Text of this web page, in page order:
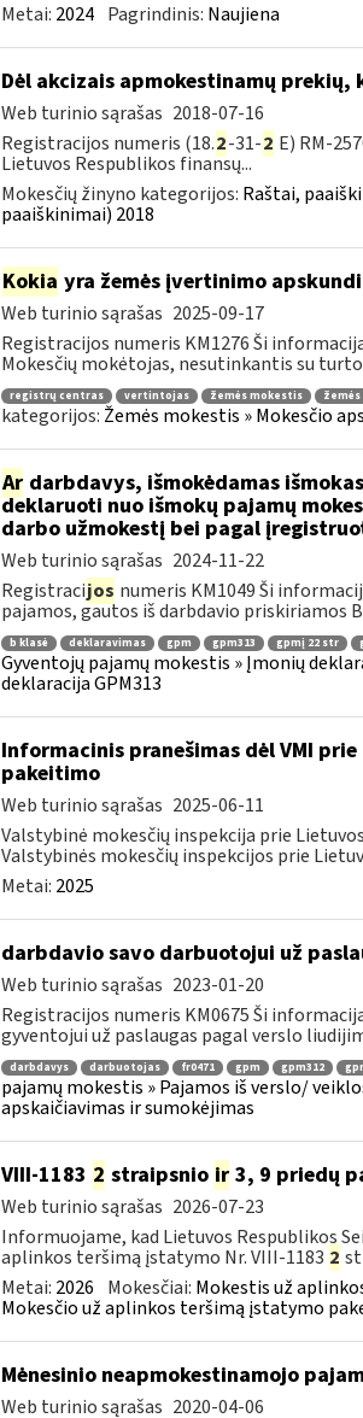
Metai: 2024 Pagrindinis: Naujiena
Dėl akcizais apmokestinamų
Web turinio sąrašas 2018-07-16
Registracijos numeris (18.2-31-2 E) RM-
Lietuvos Respublikos finansų...
Mokesčių žinyno kategorijos: Raštai,
paaiškinimai) 2018
Kokia yra žemės įvertinimo
Web turinio sąrašas 2025-09-17
Registracijos numeris KM1276 Ši
Mokesčių mokėtojas, nesutinkantis su
registrų centras vertintojas žemės mokestis
kategorijos: Žemės mokestis » Mokesčio
Ardarbdavys, išmokėdamas
deklaruoti nuo išmokų pajamų
darbo užmokestį bei pagal
Web turinio sąrašas 2024-11-22
Registracijos numeris KM1049 Ši
pajamos, gautos iš darbdavio priskiriamos B
b klasė deklaravimas gpm gpm313 gpmį 22 str
Gyventojų pajamų mokestis » Įmonių
deklaracija GPM313
Informacinis pranešimas dėl VMI
pakeitimo
Web turinio sąrašas 2025-06-11
Valstybinė mokesčių inspekcija prie
Valstybinės mokesčių inspekcijos prie
Metai: 2025
darbdavio savo darbuotojui už
Web turinio sąrašas 2023-01-20
Registracijos numeris KM0675 Ši
gyventojui už paslaugas pagal verslo
darbdavys darbuotojas fr0471 gpm gpm312
pajamų mokestis » Pajamos iš verslo/
apskaičiavimas ir sumokėjimas
VIII-1183 2 straipsnio ir3, 9 priedų
Web turinio sąrašas 2026-07-23
Informuojame, kad Lietuvos Respublikos
aplinkos teršimą įstatymo Nr. VIII-1183 2
Metai: 2026 Mokesčiai: Mokestis už
Mokesčio už aplinkos teršimą įstatymo
Mėnesinio neapmokestinamojo
Web turinio sąrašas 2020-04-06